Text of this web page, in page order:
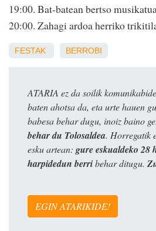
19:00. Bat-batean bertso
20:00. Zahagi ardoa herriko
FESTAK BERROBI
ATARIA ez da soilik
baten ahotsa da, eta urte hauen
babesa behar dugu, inoiz baino
behar du Tolosaldea. Horregatik
esku artean: gure eskualdeko 28
harpidedun berribehar ditugu.
EGIN ATARIKIDE!